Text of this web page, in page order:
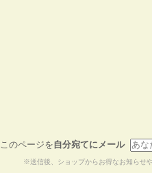
このページを自分宛てにメール
※送信後、ショップからお得なお知らせ